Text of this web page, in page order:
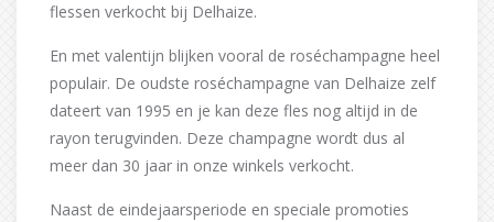
flessen verkocht bij Delhaize.
En met valentijn blijken vooral de roséchampagne heel
populair. De oudste roséchampagne van Delhaize zelf
dateert van 1995 en je kan deze fles nog altijd in de
rayon terugvinden. Deze champagne wordt dus al
meer dan 30 jaar in onze winkels verkocht.
Naast de eindejaarsperiode en speciale promoties